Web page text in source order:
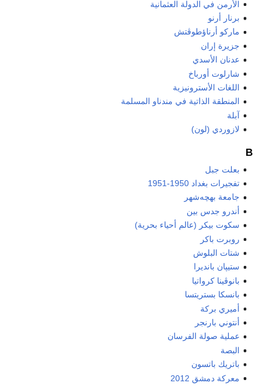
الأرمن في الدولة العثمانية
برنار أرنو
ماركو أرناؤطوڤتش
جزيرة إران
عدنان الأسدي
شارلوت أورباخ
اللغات الأسترونيزية
المنطقة الذاتية في مندناو المسلمة
آبلة
لازوردي (لون)
B
بعلت جبل
تفجيرات بغداد 1950-1951
جامعة بهچه‌شهر
أندرو جدس بين
سكوت بيكر (عالم أحياء بحرية)
روبرت باكر
شتات البلوش
ستيپان بانديرا
بانوڤينا كرواتيا
بانسكا بستريتسا
أميري بركة
أنتوني بارنجر
عملية صولة الفرسان
البصة
باتريك باتسون
معركة دمشق 2012